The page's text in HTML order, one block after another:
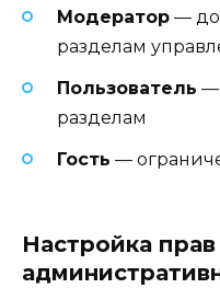
Модератор —
разделам
Пользователь —
разделам
Гость —
Настройка